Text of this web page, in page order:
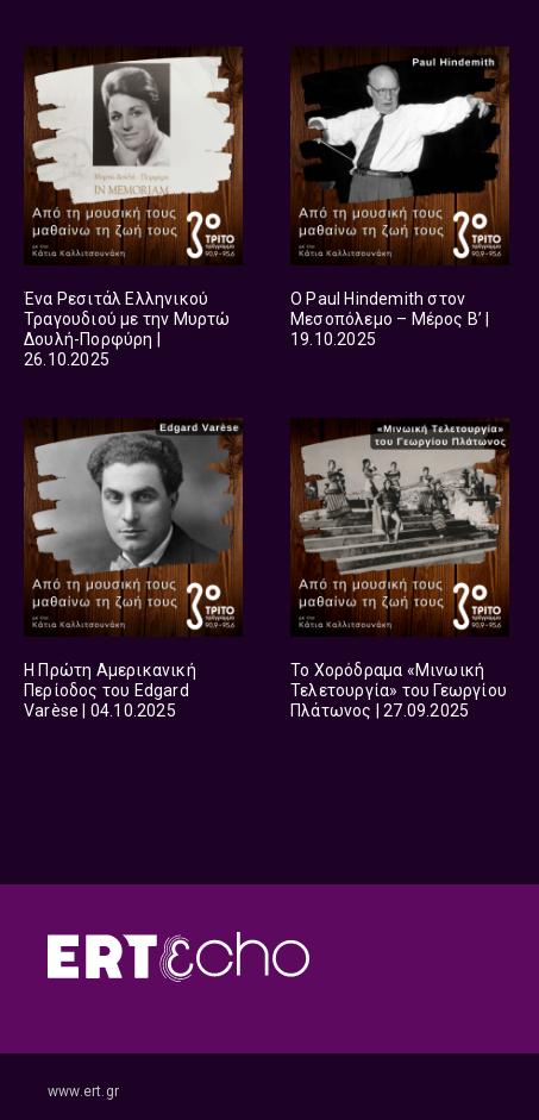
Ένα Ρεσιτάλ Ελληνικού
Τραγουδιού με την Μυρτώ
Δουλή-Πορφύρη |
26.10.2025
Ο Paul Hindemith στον
Μεσοπόλεμο – Μέρος Β’ |
19.10.2025
Η Πρώτη Αμερικανική
Περίοδος του Edgard
Varèse | 04.10.2025
Το Χορόδραμα «Μινωική
Τελετουργία» του Γεωργίου
Πλάτωνος | 27.09.2025
www.ert.gr